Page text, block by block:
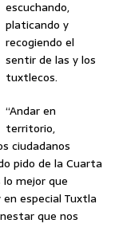
escuchando,
platicando y
recogiendo el
sentir de las y los
tuxtlecos.
“Andar en
territorio,
ciudadanos
pido de la Cuarta
mejor que
especial Tuxtla
que nos